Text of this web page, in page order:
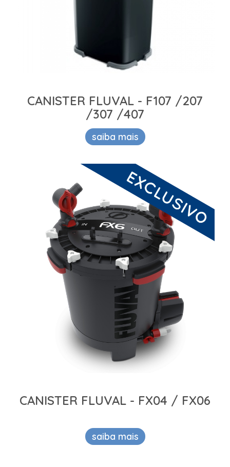
CANISTER FLUVAL - F107 /207
/307 /407
saiba mais
CANISTER FLUVAL - FX04 / FX06
saiba mais